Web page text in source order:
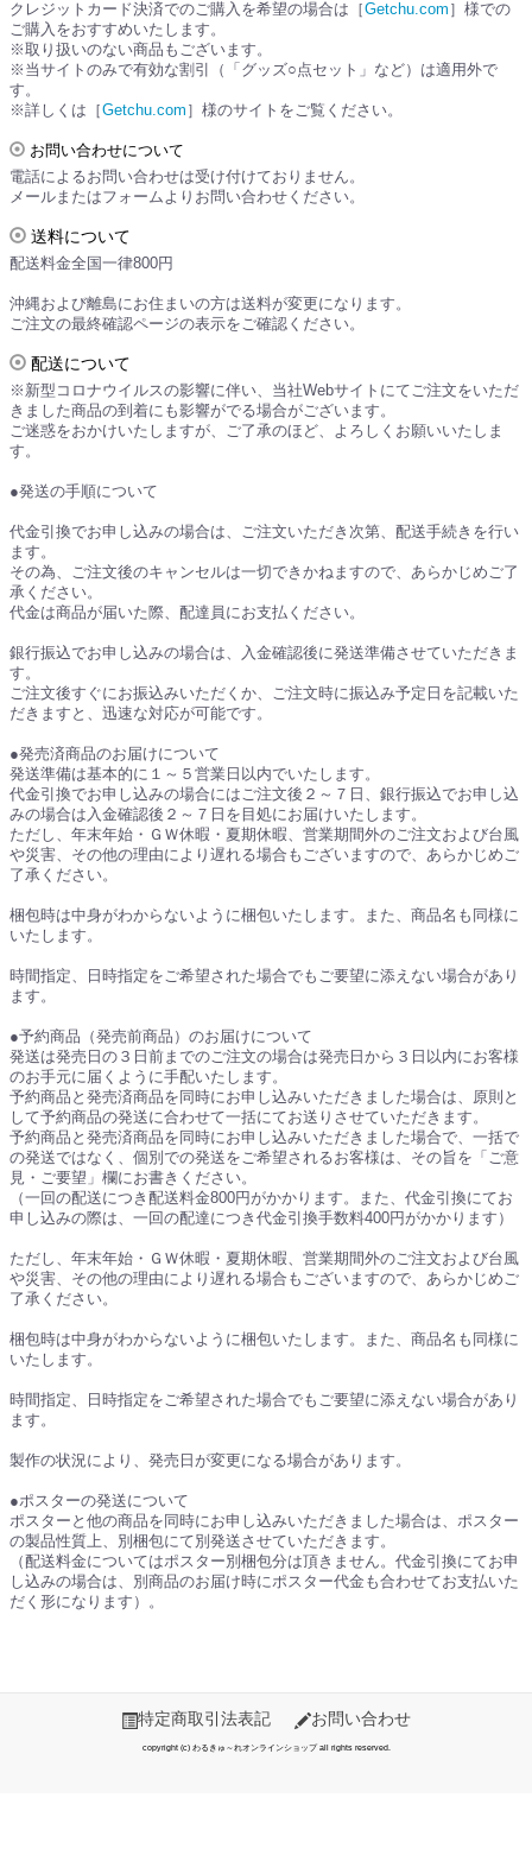
クレジットカード決済でのご購入を希望の場合は［Getchu.com ］様での
ご購入をおすすめいたします。
※取り扱いのない商品もございます。
※当サイトのみで有効な割引（「グッズ○点セット」など）は適用外で
す。
※詳しくは［Getchu.com ］様のサイトをご覧ください。
お問い合わせについて
電話によるお問い合わせは受け付けておりません。
メールまたはフォームよりお問い合わせください。
送料について
配送料金全国一律800円
沖縄および離島にお住まいの方は送料が変更になります。
ご注文の最終確認ページの表示をご確認ください。
配送について
※新型コロナウイルスの影響に伴い、当社Webサイトにてご注文をいただ
きました商品の到着にも影響がでる場合がございます。
ご迷惑をおかけいたしますが、ご了承のほど、よろしくお願いいたしま
す。
●発送の手順について
代金引換でお申し込みの場合は、ご注文いただき次第、配送手続きを行い
ます。
その為、ご注文後のキャンセルは一切できかねますので、あらかじめご了
承ください。
代金は商品が届いた際、配達員にお支払ください。
銀行振込でお申し込みの場合は、入金確認後に発送準備させていただきま
す。
ご注文後すぐにお振込みいただくか、ご注文時に振込み予定日を記載いた
だきますと、迅速な対応が可能です。
●発売済商品のお届けについて
発送準備は基本的に１～５営業日以内でいたします。
代金引換でお申し込みの場合にはご注文後２～７日、銀行振込でお申し込
みの場合は入金確認後２～７日を目処にお届けいたします。
ただし、年末年始・ＧＷ休暇・夏期休暇、営業期間外のご注文および台風
や災害、その他の理由により遅れる場合もございますので、あらかじめご
了承ください。
梱包時は中身がわからないように梱包いたします。また、商品名も同様に
いたします。
時間指定、日時指定をご希望された場合でもご要望に添えない場合があり
ます。
●予約商品（発売前商品）のお届けについて
発送は発売日の３日前までのご注文の場合は発売日から３日以内にお客様
のお手元に届くように手配いたします。
予約商品と発売済商品を同時にお申し込みいただきました場合は、原則と
して予約商品の発送に合わせて一括にてお送りさせていただきます。
予約商品と発売済商品を同時にお申し込みいただきました場合で、一括で
の発送ではなく、個別での発送をご希望されるお客様は、その旨を「ご意
見・ご要望」欄にお書きください。
（一回の配送につき配送料金800円がかかります。また、代金引換にてお
申し込みの際は、一回の配達につき代金引換手数料400円がかかります）
ただし、年末年始・ＧＷ休暇・夏期休暇、営業期間外のご注文および台風
や災害、その他の理由により遅れる場合もございますので、あらかじめご
了承ください。
梱包時は中身がわからないように梱包いたします。また、商品名も同様に
いたします。
時間指定、日時指定をご希望された場合でもご要望に添えない場合があり
ます。
製作の状況により、発売日が変更になる場合があります。
●ポスターの発送について
ポスターと他の商品を同時にお申し込みいただきました場合は、ポスター
の製品性質上、別梱包にて別発送させていただきます。
（配送料金についてはポスター別梱包分は頂きません。代金引換にてお申
し込みの場合は、別商品のお届け時にポスター代金も合わせてお支払いた
だく形になります）。
特定商取引法表記 お問い合わせ
copyright (c) わるきゅ～れオンラインショップ all rights reserved.